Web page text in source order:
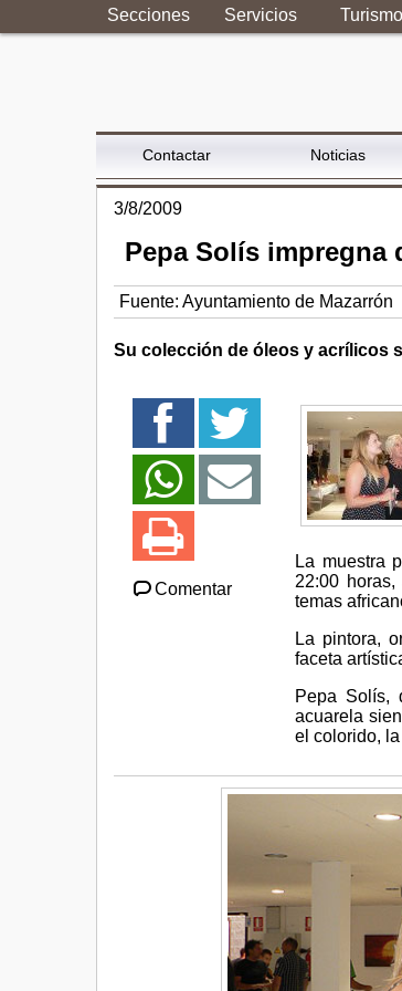
Secciones Servicios Turismo
Contactar Noticias
3/8/2009
Pepa Solís impregna
Fuente: Ayuntamiento de Mazarrón
Su colección de óleos y acrílicos
Comentar
La muestra
22:00
temas
La pintora,
faceta
Pepa Solís,
acuarela
el colorido,